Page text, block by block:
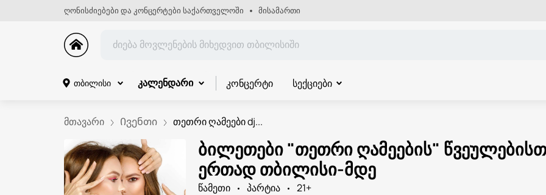
ღონისძიებები და კონცერტები საქართველოში მისამართი
თბილისი კალენდარი კონცერტი სექციები
მთავარი Ივენთი თეთრი ღამეები dj...
ბილეთები "თეთრი ღამეების"
ერთად თბილისი-მდე
წამეთი პარტია
21+